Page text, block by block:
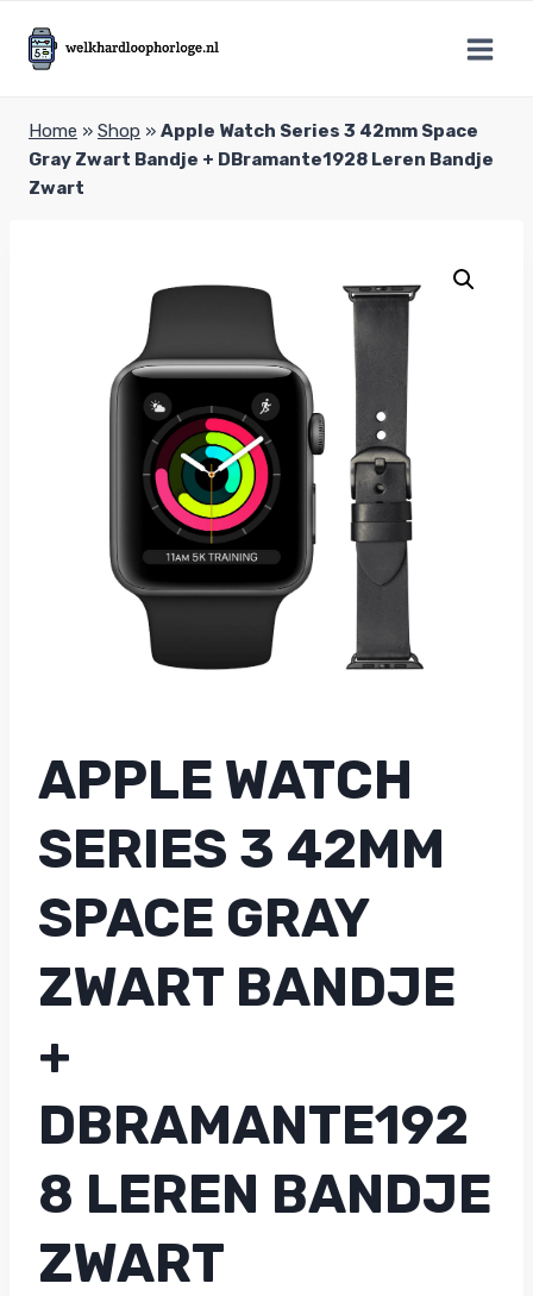
naar
inhoud
Home » Shop » Apple Watch Series 3 42mm Space
Gray Zwart Bandje + DBramante1928 Leren Bandje
Zwart
APPLE WATCH
SERIES 3 42MM
SPACE GRAY
ZWART BANDJE
+
DBRAMANTE192
8 LEREN BANDJE
ZWART